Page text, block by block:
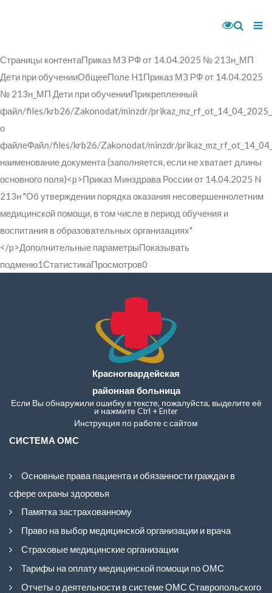
Страницы контентаПриказ МЗ РФ от 14.04.2025 № 213н_МП
Дети при обученииОбщееПоле H1Приказ МЗ РФ от 14.04.2025
№ 213н_МП Дети при обученииПрикрепленный
файл/files/krb26/Zakonodat/minzdr/
о
файлеФайл/files/krb26/Zakonodat/minzdr/
наименование документа (заполняется, если не хватает длины
основного поля)<p>Приказ Минздрава России от 14.04.2025 N
213н "Об утверждении порядка оказания несовершеннолетним
медицинской помощи, в том числе в период обучения и
воспитания в образовательных организациях"
</p>Дополнительные параметрыПоказывать
подменю1СтатистикаПросмотров0
Красногвардейская
районная больница
Если Вы обнаружили ошибку в тексте, пожалуйста, выделите её
и нажмите Ctrl + Enter
Инструкция по работе с сайтом
СИСТЕМА ОМС
Основные права пациента и обязанности граждан в
сфере охраны здоровья
Памятка застрахованному
Право на выбор медицинской организации и врача
Страховые медицинские организации
Тарифы на оплату медицинской помощи по ОМС
Отчеты о деятельности в системе ОМС Ставропольского